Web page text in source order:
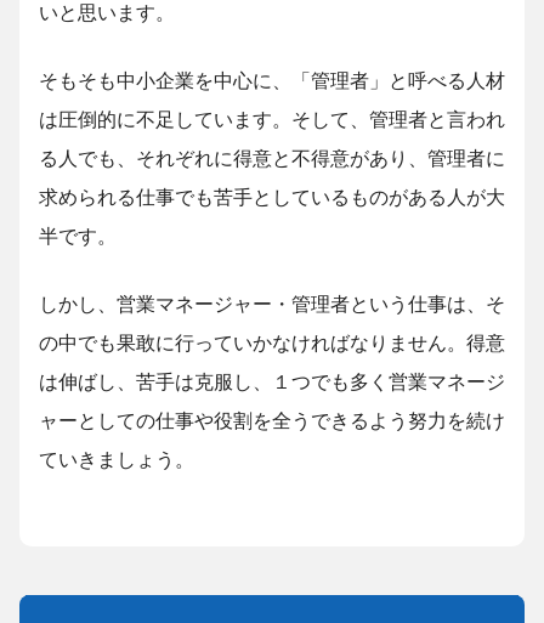
いと思います。
そもそも中小企業を中心に、「管理者」と呼べる人材
は圧倒的に不足しています。そして、管理者と言われ
る人でも、それぞれに得意と不得意があり、管理者に
求められる仕事でも苦手としているものがある人が大
半です。
しかし、営業マネージャー・管理者という仕事は、そ
の中でも果敢に行っていかなければなりません。得意
は伸ばし、苦手は克服し、１つでも多く営業マネージ
ャーとしての仕事や役割を全うできるよう努力を続け
ていきましょう。